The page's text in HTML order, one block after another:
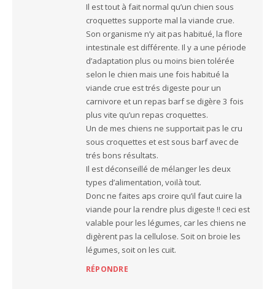
Il est tout à fait normal qu’un chien sous
croquettes supporte mal la viande crue.
Son organisme n’y ait pas habitué, la flore
intestinale est différente. Il y a une période
d’adaptation plus ou moins bien tolérée
selon le chien mais une fois habitué la
viande crue est trés digeste pour un
carnivore et un repas barf se digère 3 fois
plus vite qu’un repas croquettes.
Un de mes chiens ne supportait pas le cru
sous croquettes et est sous barf avec de
trés bons résultats.
Il est déconseillé de mélanger les deux
types d’alimentation, voilà tout.
Donc ne faites aps croire qu’il faut cuire la
viande pour la rendre plus digeste !! ceci est
valable pour les légumes, car les chiens ne
digèrent pas la cellulose. Soit on broie les
légumes, soit on les cuit.
RÉPONDRE